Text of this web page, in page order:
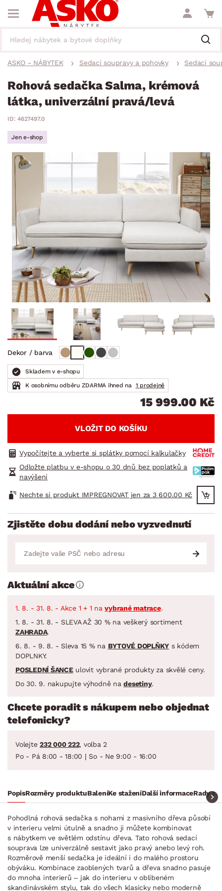
ASKO - NÁBYTEK Sedací soupravy a pohovky Sedací
Rohová sedačka Salma, krémová
látka, univerzální pravá/levá
ID: 4627497.0
Jen e-shop
Dekor / barva
Skladem v e-shopu
K osobnímu odběru ZDARMA ihned na
1 prodejně
15 999.00 Kč
VLOŽIT DO KOŠÍKU
Vypočítejte a vyberte si splátky pomocí kalkulačky
Odložte platbu v e-shopu o 30 dnů bez poplatků a
navýšení
Nechte si produkt IMPREGNOVAT jen za 3 600.00 Kč
Zjistěte dobu dodání nebo vyzvednutí
Aktuální akce
1. 8. - 31. 8. - Akce 1 + 1 navybrané matrace.
1. 8. - 31. 8. - SLEVA AŽ 30 % na veškerý sortiment
ZAHRADA.
6. 8. - 9. 8. - Sleva 15 % na BYTOVÉ DOPLŇKY s kódem
DOPLNKY.
POSLEDNÍ ŠANCEulovit vybrané produkty za skvělé ceny.
Do 30. 9. nakupujte výhodně nadesetiny.
Chcete poradit s nákupem nebo objednat
telefonicky?
Volejte 232 000 222, volba 2
Po - Pá 8:00 - 18:00 | So - Ne 9:00 - 16:00
PopisRozměry produktuBaleníKe staženíDalší informaceRady a
Pohodlná rohová sedačka s nohami z masivního dřeva působí
v interieru velmi útulně a snadno ji můžete kombinovat
s nábytkem ve světlém odstínu dřeva. Tato rohová sedací
souprava lze univerzálně sestavit jako pravý anebo levý roh.
Rozměrově menší sedačka je ideální i do malého prostoru
obýváku. Kombinace zaoblených tvarů a dřeva snadno pasuje
do mnoha interierů – jak do interieru v oblíbeném
skandinávském stylu, tak do všech klasicky nebo moderně